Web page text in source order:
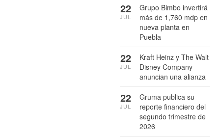
Grupo Bimbo invertirá
más de 1,760 mdp en
nueva planta en
Puebla
22
JUL
Kraft Heinz y The Walt
Disney Company
anuncian una alianza
22
JUL
Gruma publica su
reporte financiero del
segundo trimestre de
2026
22
JUL